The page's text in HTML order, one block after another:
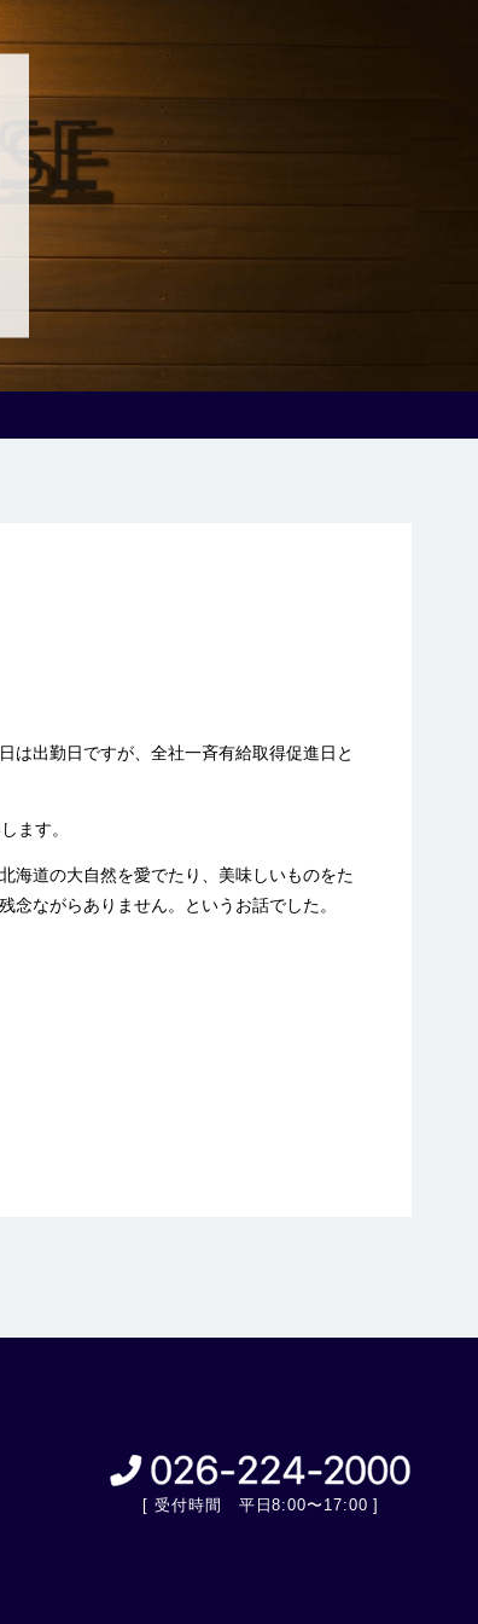
出勤日ですが、全社一斉有給取得促進日と
ます。
海道の大自然を愛でたり、美味しいものをた
ながらありません。というお話でした。
[ 受付時間 平日8:00〜17:00 ]